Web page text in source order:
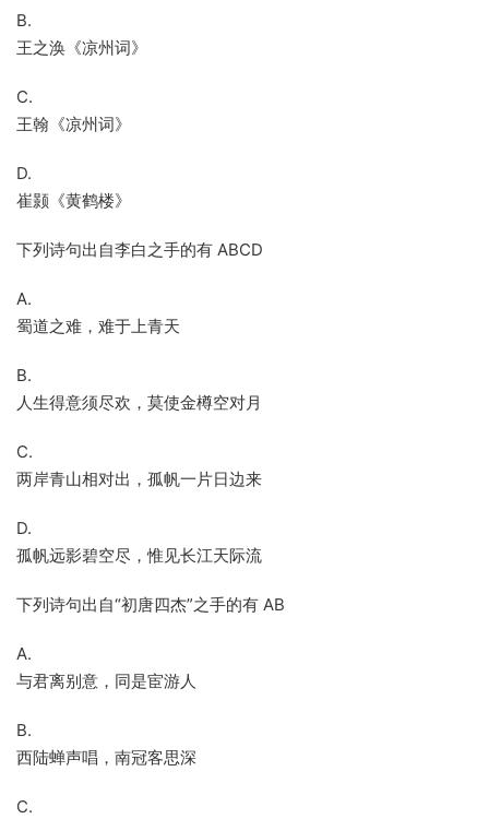
B.
王之涣《凉州词》
C.
王翰《凉州词》
D.
崔颢《黄鹤楼》
下列诗句出自李白之手的有 ABCD
A.
蜀道之难，难于上青天
B.
人生得意须尽欢，莫使金樽空对月
C.
两岸青山相对出，孤帆一片日边来
D.
孤帆远影碧空尽，惟见长江天际流
下列诗句出自“初唐四杰”之手的有 AB
A.
与君离别意，同是宦游人
B.
西陆蝉声唱，南冠客思深
C.